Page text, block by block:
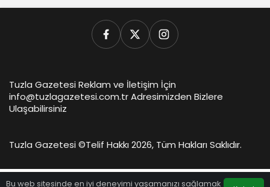
Bu web sitesinde en iyi deneyimi yaşamanızı sağlamak
Tuzla Gazetesi Reklam ve İletişim İçin
info@tuzlagazetesi.com.tr Adresimizden Bizlere
Ulaşabilirsiniz
Tuzla Gazetesi ©Telif Hakkı 2026, Tüm Hakları Saklıdır.